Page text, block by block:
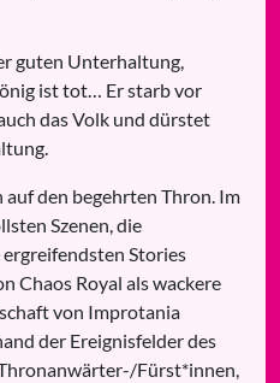
guten Unterhaltung,
ist tot… Er starb vor
das Volk und dürstet
den begehrten Thron. Im
Szenen, die
Stories
Chaos Royal als wackere
von Improtania
der Ereignisfelder des
Fürst*innen,